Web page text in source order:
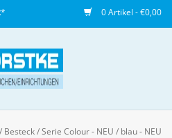
0 Artikel - €0,00
/ Besteck/Serie Colour - NEU / blau - NEU